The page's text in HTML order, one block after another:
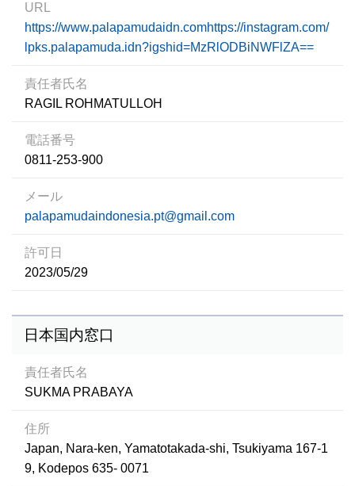
URL
https://www.palapamudaidn.comhttps://instagram.com/
lpks.palapamuda.idn?igshid=MzRlODBiNWFlZA==
責任者氏名
RAGIL ROHMATULLOH
電話番号
0811-253-900
メール
palapamudaindonesia.pt@gmail.com
許可日
2023/05/29
日本国内窓口
責任者氏名
SUKMA PRABAYA
住所
Japan, Nara-ken, Yamatotakada-shi, Tsukiyama 167-1
9, Kodepos 635- 0071